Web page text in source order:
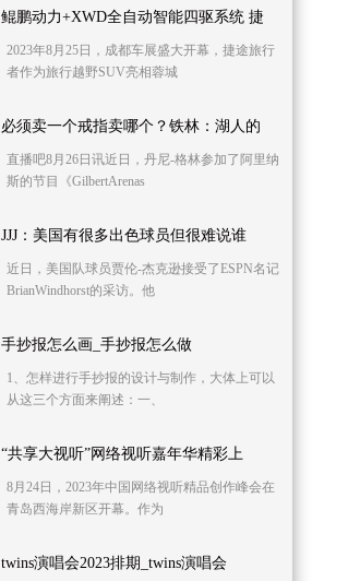
鲲鹏动力+XWD全自动智能四驱系统 捷
2023年8月25日，成都车展盛大开幕，捷途旅行
者作为旅行越野SUV亮相蓉城
必须卖一个戒指卖哪个？铁林：湖人的
直播吧8月26日讯近日，丹尼-格林参加了阿里纳
斯的节目《GilbertArenas
JJJ：美国有很多出色球员但很难说谁
近日，美国队球员贾伦-杰克逊接受了ESPN名记
BrianWindhorst的采访。他
手抄报怎么画_手抄报怎么做
1、怎样进行手抄报的设计与制作，大体上可以
从这三个方面来阐述：一、
“共享大视听”网络视听嘉年华精彩上
8月24日，2023年中国网络视听精品创作峰会在
青岛西海岸新区开幕。作为
twins演唱会2023排期_twins演唱会